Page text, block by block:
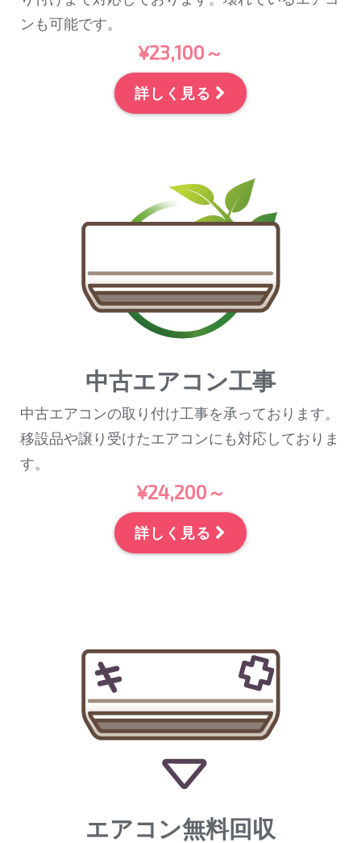
ンも可能です。
¥23,100～
詳しく見る
中古エアコン工事
中古エアコンの取り付け工事を承っております。
移設品や譲り受けたエアコンにも対応しておりま
す。
¥24,200～
詳しく見る
エアコン無料回収